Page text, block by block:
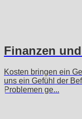
Finanzen
Kosten bringen ein
uns ein Gefühl der
Problemen ge...